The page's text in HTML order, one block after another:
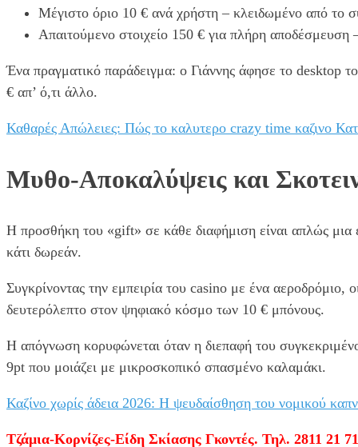
Μέγιστο όριο 10 € ανά χρήστη – κλειδωμένο από το
Απαιτούμενο στοιχείο 150 € για πλήρη αποδέσμευση
Ένα πραγματικό παράδειγμα: ο Γιάννης άφησε το desktop
€ απ’ ό,τι άλλο.
Καθαρές Απώλειες: Πώς το καλυτερο crazy time καζινο
Μυθο-Αποκαλύψεις και
Η προσθήκη του «gift» σε κάθε διαφήμιση είναι απλώς μια
κάτι δωρεάν.
Συγκρίνοντας την εμπειρία του casino με ένα
δευτερόλεπτο στον ψηφιακό κόσμο των 10 € μπόνους.
Η απόγνωση κορυφώνεται όταν η διεπαφή του
9pt που μοιάζει με μικροσκοπικό σπασμένο καλαμάκι.
Καζίνο χωρίς άδεια 2026: Η ψευδαίσθηση του νομικού
Τζάμια-Κορνίζες-Είδη Σκίασης Γκοντές. Τηλ. 2811 21